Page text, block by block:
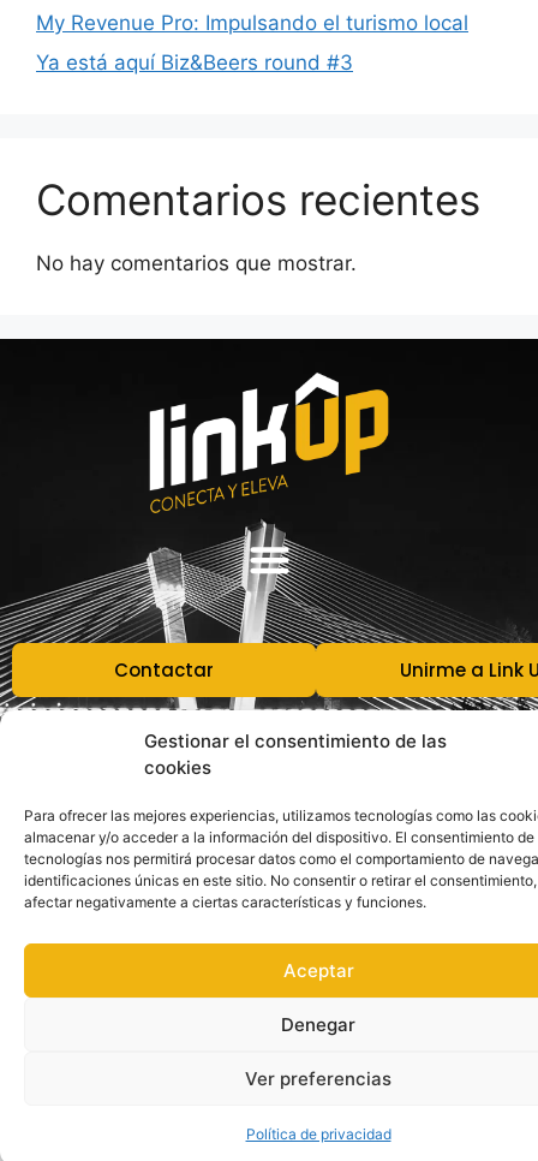
Gestionar el consentimiento de las
cookies
Para ofrecer las mejores experiencias, utilizamos tecnologías como las
almacenar y/o acceder a la información del dispositivo. El consentimiento de
tecnologías nos permitirá procesar datos como el comportamiento de
identificaciones únicas en este sitio. No consentir o retirar el
afectar negativamente a ciertas características y funciones.
Aceptar
Denegar
Ver preferencias
Política de privacidad
My Revenue Pro: Impulsando el turismo local
Ya está aquí Biz&Beers round #3
Comentarios recientes
No hay comentarios que mostrar.
Contactar Unirme a Link